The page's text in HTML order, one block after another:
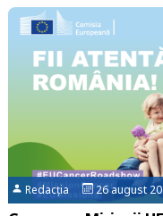
Redacția 26 august